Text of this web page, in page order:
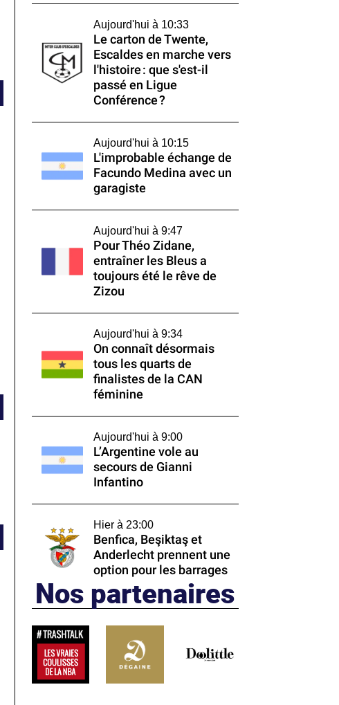
Aujourd'hui à 10:33
Le carton de Twente,
Escaldes en marche vers
l'histoire : que s'est-il
passé en Ligue
Conférence ?
Aujourd'hui à 10:15
L'improbable échange de
Facundo Medina avec un
garagiste
Aujourd'hui à 9:47
Pour Théo Zidane,
entraîner les Bleus a
toujours été le rêve de
Zizou
Aujourd'hui à 9:34
On connaît désormais
tous les quarts de
finalistes de la CAN
féminine
Aujourd'hui à 9:00
L’Argentine vole au
secours de Gianni
Infantino
Hier à 23:00
Benfica, Beşiktaş et
Anderlecht prennent une
option pour les barrages
Nos partenaires